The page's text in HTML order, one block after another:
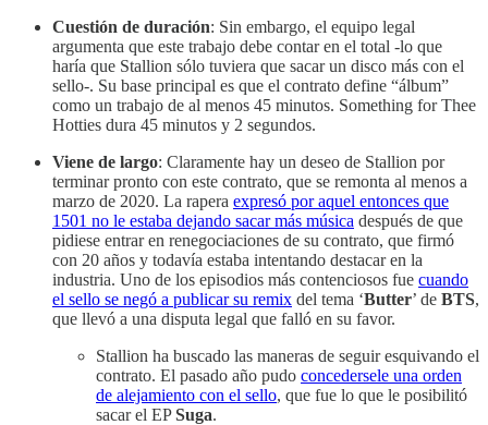
Cuestión de duración: Sin embargo, el equipo legal
argumenta que este trabajo debe contar en el total -lo que
haría que Stallion sólo tuviera que sacar un disco más con el
sello-. Su base principal es que el contrato define “álbum”
como un trabajo de al menos 45 minutos. Something for Thee
Hotties dura 45 minutos y 2 segundos.
Viene de largo: Claramente hay un deseo de Stallion por
terminar pronto con este contrato, que se remonta al menos a
marzo de 2020. La rapera expresó por aquel entonces que
1501 no le estaba dejando sacar más música después de que
pidiese entrar en renegociaciones de su contrato, que firmó
con 20 años y todavía estaba intentando destacar en la
industria. Uno de los episodios más contenciosos fue cuando
el sello se negó a publicar su remix del tema ‘Butter’ de BTS,
que llevó a una disputa legal que falló en su favor.
Stallion ha buscado las maneras de seguir esquivando el
contrato. El pasado año pudo concedersele una orden
de alejamiento con el sello, que fue lo que le posibilitó
sacar el EPSuga.